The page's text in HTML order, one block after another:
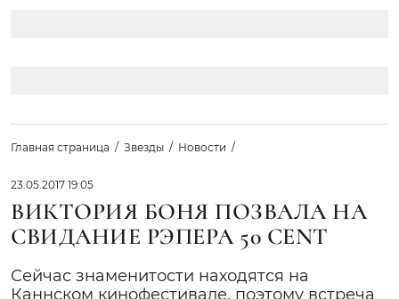
Главная страница Звезды Новости
23.05.2017 19:05
ВИКТОРИЯ БОНЯ ПОЗВАЛА НА
СВИДАНИЕ РЭПЕРА 50 CENT
Сейчас знаменитости находятся на
Каннском кинофестивале, поэтому встреча